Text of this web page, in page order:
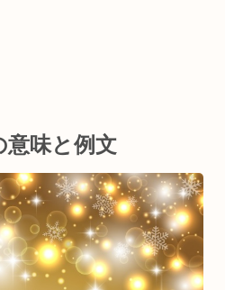
意味と例文